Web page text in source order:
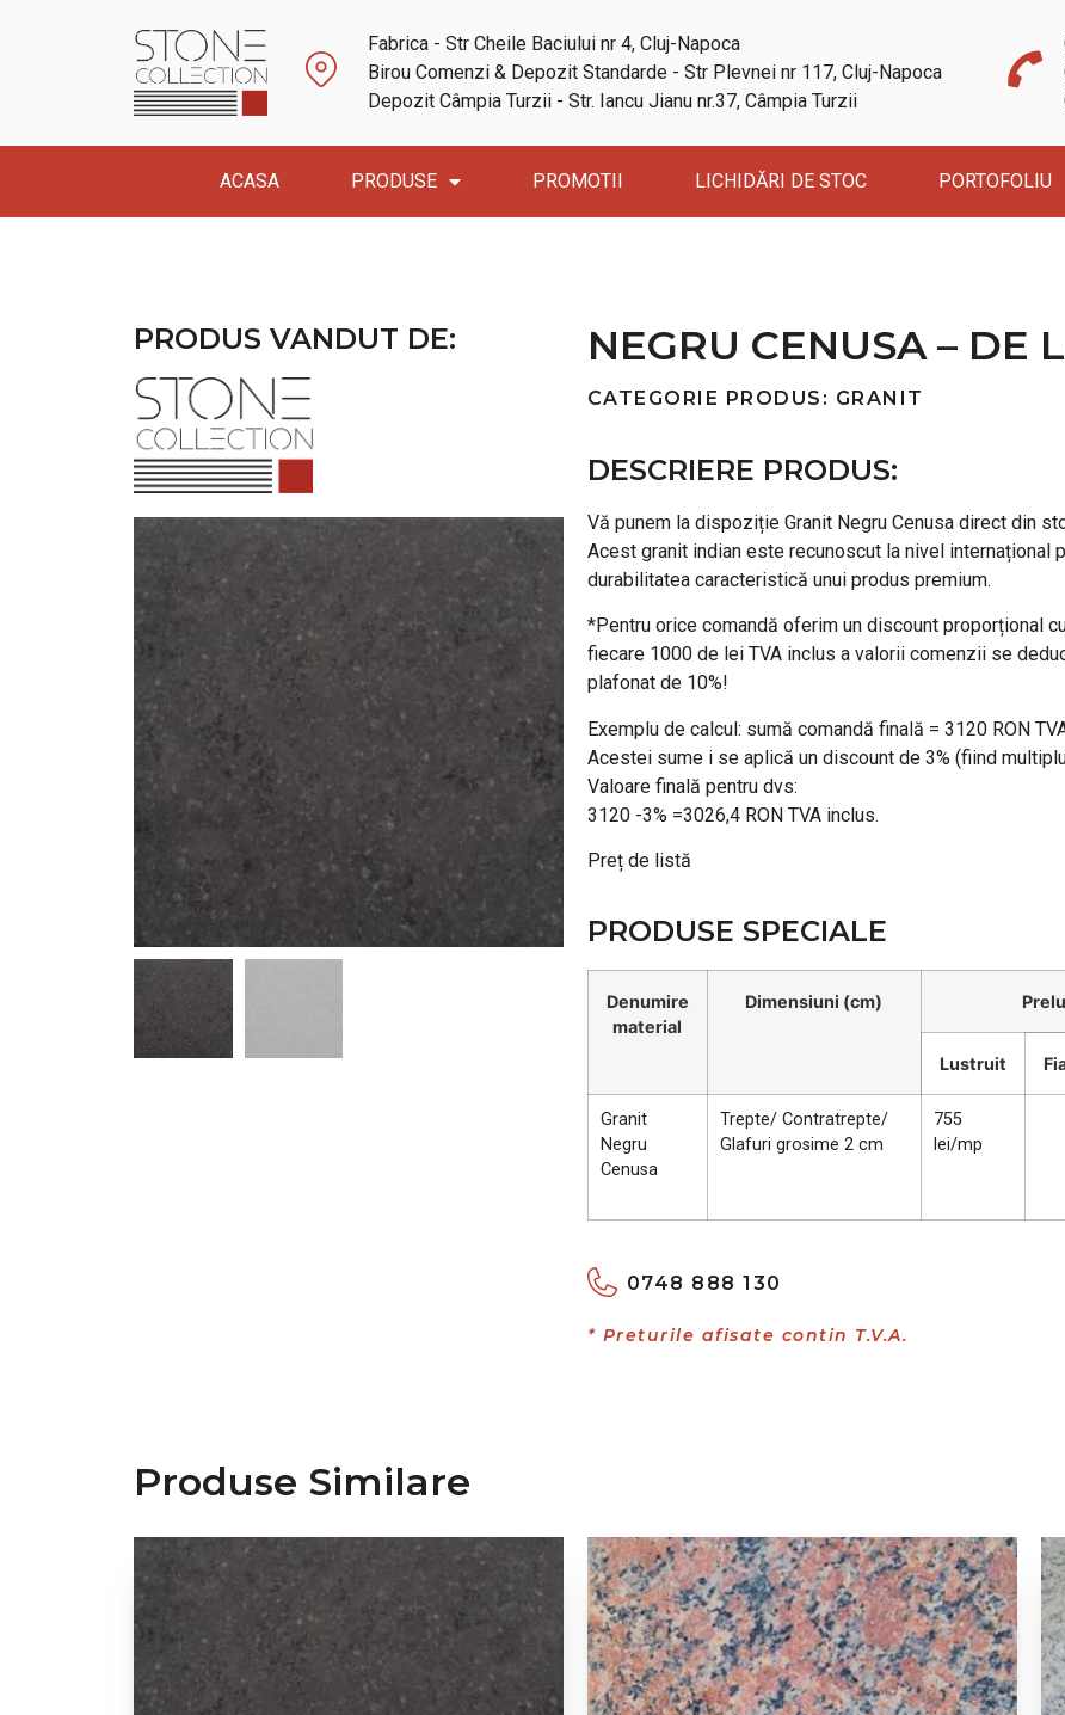
Fabrica - Str Cheile Baciului nr 4, Cluj-Napoca
Birou Comenzi & Depozit Standarde - Str Plevnei nr 117, Cluj-Napoca
Depozit Câmpia Turzii - Str. Iancu Jianu nr.37, Câmpia Turzii
ACASA PRODUSE PROMOTII LICHIDĂRI DE STOC PORTOFOLIU
PRODUS VANDUT DE: NEGRU CENUSA – DE
CATEGORIE PRODUS: GRANIT
DESCRIERE PRODUS:
Vă punem la dispoziție Granit Negru Cenusa direct din
Acest granit indian este recunoscut la nivel internațional
durabilitatea caracteristică unui produs premium.
*Pentru orice comandă oferim un discount proporțional
fiecare 1000 de lei TVA inclus a valorii comenzii se
plafonat de 10%!
Exemplu de calcul: sumă comandă finală = 3120 RON
Acestei sume i se aplică un discount de 3% (fiind
Valoare finală pentru dvs:
3120 -3% =3026,4 RON TVA inclus.
Preț de listă
PRODUSE SPECIALE
Denumire
material
Dimensiuni (cm)
Lustruit
Granit
Negru
Cenusa
Trepte/ Contratrepte/
Glafuri grosime 2 cm
755
lei/mp
0748 888 130
* Preturile afisate contin T.V.A.
Produse Similare